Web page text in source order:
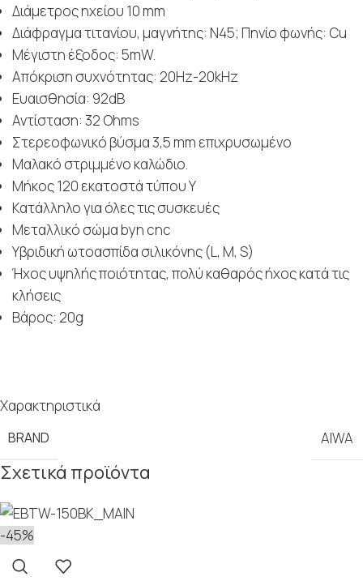
Διάμετρος ηχείου 10 mm
Διάφραγμα τιτανίου, μαγνήτης: N45; Πηνίο φωνής: Cu
Μέγιστη έξοδος: 5mW.
Απόκριση συχνότητας: 20Hz-20kHz
Ευαισθησία: 92dB
Αντίσταση: 32 Ohms
Στερεοφωνικό βύσμα 3,5 mm επιχρυσωμένο
Μαλακό στριμμένο καλώδιο.
Μήκος 120 εκατοστά τύπου Υ
Κατάλληλο για όλες τις συσκευές
Μεταλλικό σώμα byn cnc
Υβριδική ωτοασπίδα σιλικόνης (L, M, S)
Ήχος υψηλής ποιότητας, πολύ καθαρός ήχος κατά τις
κλήσεις
Βάρος: 20g
Χαρακτηριστικά
BRAND AIWA
Σχετικά προϊόντα
-45%